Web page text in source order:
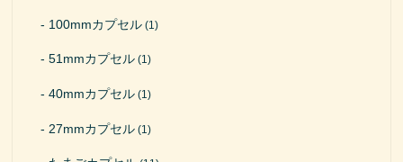
100mmカプセル (1)
51mmカプセル (1)
40mmカプセル (1)
27mmカプセル (1)